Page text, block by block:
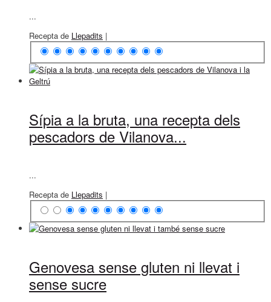
...
Recepta de Llepadits |
Sípia a la bruta, una recepta dels
pescadors de Vilanova...
...
Recepta de Llepadits |
Genovesa sense gluten ni llevat i
sense sucre